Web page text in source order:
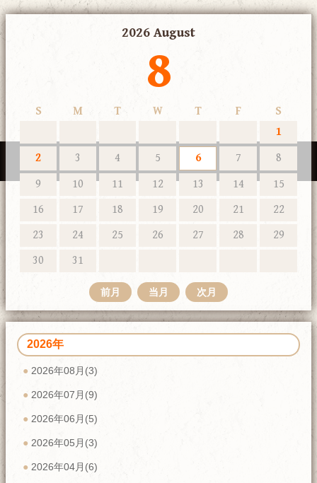
2026 August
8
S M T W T F
S
1
2
3 4 5 6 7
8
9
10 11 12 13 14
15
16
17 18 19 20 21
22
23
24 25 26 27 28
29
30
31
前月 当月 次月
2026年
2026年08月(3)
2026年07月(9)
2026年06月(5)
2026年05月(3)
2026年04月(6)